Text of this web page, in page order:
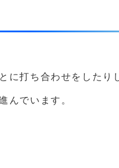
に打ち合わせをしたり
んでいます。